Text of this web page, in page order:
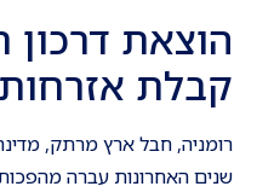
הוצאת דרכון
קבלת אזרחות
רומניה, חבל ארץ מרתק,
שנים האחרונות עברה